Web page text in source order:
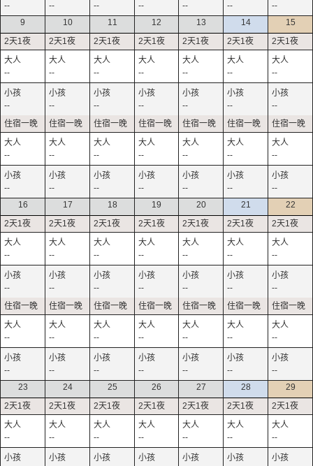
-- -- -- -- -- --
--
9
--
--
--
--
10
--
--
--
--
11
--
--
--
--
12
--
--
--
--
13
--
--
--
--
14
--
--
--
--
15
--
--
--
--
16
--
--
--
--
17
--
--
--
--
18
--
--
--
--
19
--
--
--
--
20
--
--
--
--
21
--
--
--
--
22
--
--
--
--
23
--
24
--
25
--
26
--
27
--
28
--
29
--